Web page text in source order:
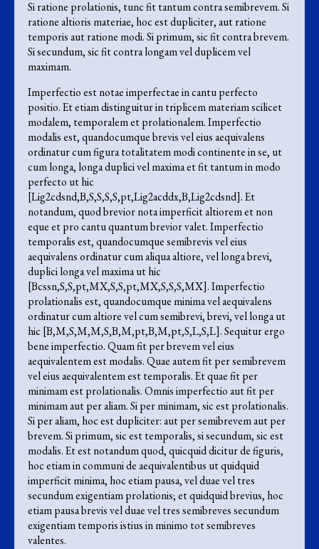
Si ratione prolationis, tunc fit tantum contra semibrevem. Si
ratione altioris materiae, hoc est dupliciter, aut ratione
temporis aut ratione modi. Si primum, sic fit contra brevem.
Si secundum, sic fit contra longam vel duplicem vel
maximam.
Imperfectio est notae imperfectae in cantu perfecto
positio. Et etiam distinguitur in triplicem materiam scilicet
modalem, temporalem et prolationalem. Imperfectio
modalis est, quandocumque brevis vel eius aequivalens
ordinatur cum figura totalitatem modi continente in se, ut
cum longa, longa duplici vel maxima et fit tantum in modo
perfecto ut hic
[Lig2cdsnd,B,S,S,S,S,pt,Lig2acddx,B,Lig2cdsnd]. Et
notandum, quod brevior nota imperficit altiorem et non
eque et pro cantu quantum brevior valet. Imperfectio
temporalis est, quandocumque semibrevis vel eius
aequivalens ordinatur cum aliqua altiore, vel longa brevi,
duplici longa vel maxima ut hic
[Bcssn,S,S,pt,MX,S,S,pt,MX,S,S,S,MX]. Imperfectio
prolationalis est, quandocumque minima vel aequivalens
ordinatur cum altiore vel cum semibrevi, brevi, vel longa ut
hic [B,M,S,M,M,S,B,M,pt,B,M,pt,S,L,S,L]. Sequitur ergo
bene imperfectio. Quam fit per brevem vel eius
aequivalentem est modalis. Quae autem fit per semibrevem
vel eius aequivalentem est temporalis. Et quae fit per
minimam est prolationalis. Omnis imperfectio aut fit per
minimam aut per aliam. Si per minimam, sic est prolationalis.
Si per aliam, hoc est dupliciter: aut per semibrevem aut per
brevem. Si primum, sic est temporalis, si secundum, sic est
modalis. Et est notandum quod, quicquid dicitur de figuris,
hoc etiam in communi de aequivalentibus ut quidquid
imperficit minima, hoc etiam pausa, vel duae vel tres
secundum exigentiam prolationis; et quidquid brevius, hoc
etiam pausa brevis vel duae vel tres semibreves secundum
exigentiam temporis istius in minimo tot semibreves
valentes.